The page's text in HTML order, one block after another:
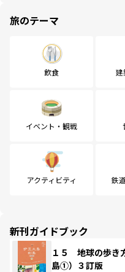
旅のテーマ
飲食 建
イベント・観戦
アクティビティ 鉄
新刊ガイドブック
１５ 地球の歩
島①）３訂版